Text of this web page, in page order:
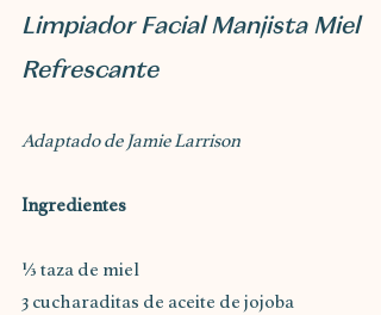
Limpiador Facial Manjista Miel
Refrescante
Adaptado de Jamie Larrison
Ingredientes
⅓ taza de miel
3 cucharaditas de aceite de jojoba